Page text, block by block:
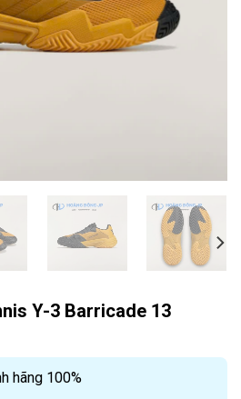
Y-3 Barricade 13
hãng 100%